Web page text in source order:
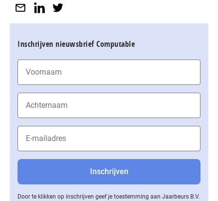
Inschrijven nieuwsbrief Computable
Door te klikken op inschrijven geef je toestemming aan Jaarbeurs B.V.